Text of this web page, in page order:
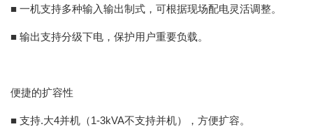
■ 一机支持多种输入输出制式，可根据现场配电灵活调整。
■ 输出支持分级下电，保护用户重要负载。
便捷的扩容性
■ 支持.大4并机（1-3kVA不支持并机），方便扩容。